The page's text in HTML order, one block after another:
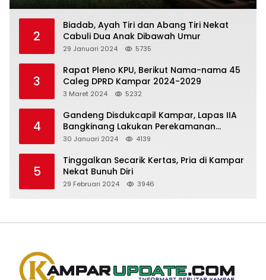
2
Biadab, Ayah Tiri dan Abang Tiri Nekat
Cabuli Dua Anak Dibawah Umur
29 Januari 2024 5735
3
Rapat Pleno KPU, Berikut Nama-nama 45
3 Maret 2024 5232
4
Gandeng Disdukcapil Kampar, Lapas IIA
Bangkinang Lakukan Perekamanan
Kependudukan WBP
30 Januari 2024 4139
5
Tinggalkan Secarik Kertas, Pria di Kampar
Nekat Bunuh Diri
29 Februari 2024 3946